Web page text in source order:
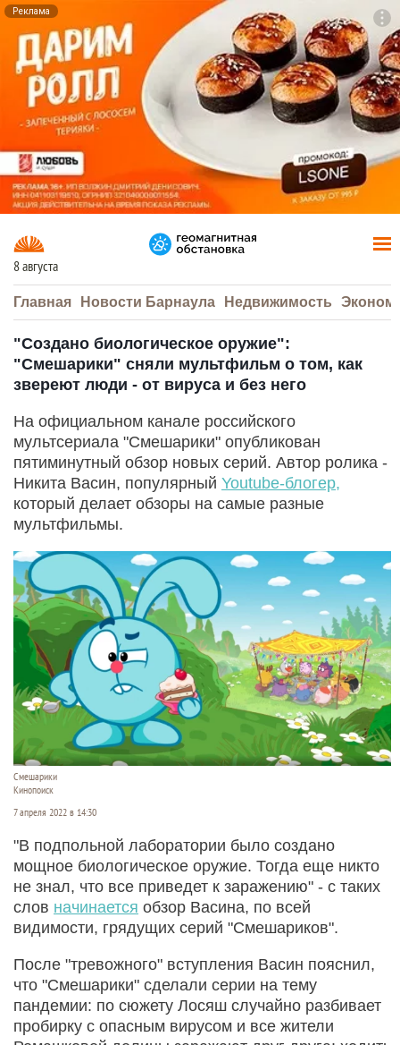
Реклама
8 августа
Главная Новости Барнаула Недвижимость
"Создано биологическое оружие":
"Смешарики" сняли мультфильм о том, как
звереют люди - от вируса и без него
На официальном канале российского
мультсериала "Смешарики" опубликован
пятиминутный обзор новых серий. Автор ролика -
Никита Васин, популярный Youtube-блогер,
который делает обзоры на самые разные
мультфильмы.
Смешарики
Кинопоиск
7 апреля 2022 в 14:30
"В подпольной лаборатории было создано
мощное биологическое оружие. Тогда еще никто
не знал, что все приведет к заражению" - с таких
слов начинается обзор Васина, по всей
видимости, грядущих серий "Смешариков".
После "тревожного" вступления Васин пояснил,
что "Смешарики" сделали серии на тему
пандемии: по сюжету Лосяш случайно разбивает
пробирку с опасным вирусом и все жители